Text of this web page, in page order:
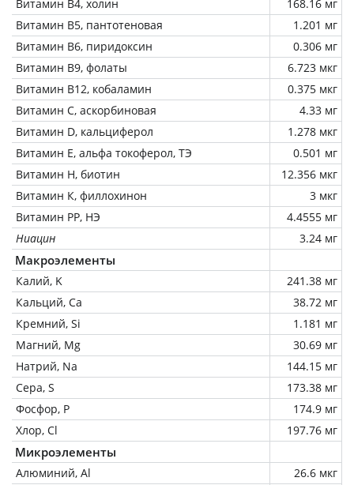
Витамин В4, холин
168.16 мг
Витамин В5, пантотеновая
1.201 мг
Витамин В6, пиридоксин
0.306 мг
Витамин В9, фолаты
6.723 мкг
Витамин В12, кобаламин
0.375 мкг
Витамин C, аскорбиновая
4.33 мг
Витамин D, кальциферол
1.278 мкг
Витамин Е, альфа токоферол, ТЭ
0.501 мг
Витамин Н, биотин
12.356 мкг
Витамин К, филлохинон
3 мкг
Витамин РР, НЭ
4.4555 мг
Ниацин
3.24 мг
Макроэлементы
Калий, K
241.38 мг
Кальций, Ca
38.72 мг
Кремний, Si
1.181 мг
Магний, Mg
30.69 мг
Натрий, Na
144.15 мг
Сера, S
173.38 мг
Фосфор, P
174.9 мг
Хлор, Cl
197.76 мг
Микроэлементы
Алюминий, Al
26.6 мкг